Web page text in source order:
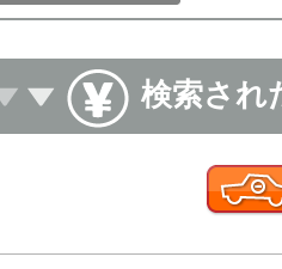
検索され